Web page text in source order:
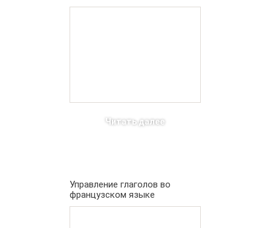
Читать далее
Управление глаголов во
французском языке